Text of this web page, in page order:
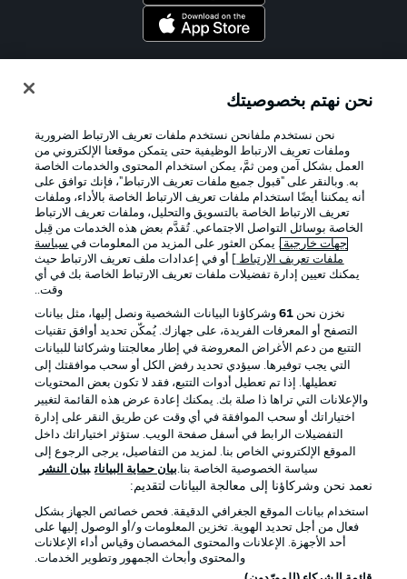
الإعلانات الإخطارات القانونية
شروط الاستخدام الوظائف
جهة النشر تواصل معنا
اللاعبون
نحن نهتم بخصوصيتك
نحن نستخدم ملفانحن نستخدم ملفات تعريف الارتباط الضرورية
وملفات تعريف الارتباط الوظيفية حتى يتمكن موقعنا الإلكتروني من
العمل بشكل آمن ومن ثمَّ، يمكن استخدام المحتوى والخدمات الخاصة
به. وبالنقر على "قبول جميع ملفات تعريف الارتباط"، فإنك توافق على
أنه يمكننا أيضًا استخدام ملفات تعريف الارتباط الخاصة بالأداء، وملفات
تعريف الارتباط الخاصة بالتسويق والتحليل، وملفات تعريف الارتباط
الخاصة بوسائل التواصل الاجتماعي. تُقدَّم بعض هذه الخدمات من قِبل
جهات خارجية . يمكن العثور على المزيد من المعلومات في سياسة
ملفات تعريف الارتباط
] أو في إعدادات ملف تعريف الارتباط حيث
يمكنك تعيين إدارة تفضيلات ملفات تعريف الارتباط الخاصة بك في أي
وقت..
نخزن نحن 61وشركاؤنا البيانات الشخصية ونصل إليها، مثل بيانات
التصفح أو المعرفات الفريدة، على جهازك. يُمكّن تحديد أوافق تقنيات
التتبع من دعم الأغراض المعروضة في إطار معالجتنا وشركائنا للبيانات
التي يجب توفيرها. سيؤدي تحديد رفض الكل أو سحب موافقتك إلى
تعطيلها. إذا تم تعطيل أدوات التتبع، فقد لا تكون بعض المحتويات
والإعلانات التي تراها ذا صلة بك. يمكنك إعادة عرض هذه القائمة لتغيير
اختياراتك أو سحب الموافقة في أي وقت عن طريق النقر على إدارة
التفضيلات الرابط في أسفل صفحة الويب. ستؤثر اختياراتك داخل
الموقع الإلكتروني الخاص بنا. لمزيد من التفاصيل، يرجى الرجوع إلى
سياسة الخصوصية الخاصة بنا.بيان حماية البيانات بيان النشر
نعمد نحن وشركاؤنا إلى معالجة البيانات لتقديم:
استخدام بيانات الموقع الجغرافي الدقيقة. فحص خصائص الجهاز بشكل
فعال من أجل تحديد الهوية. تخزين المعلومات و/أو الوصول إليها على
أحد الأجهزة. الإعلانات والمحتوى المخصصان وقياس أداء الإعلانات
والمحتوى وأبحاث الجمهور وتطوير الخدمات.